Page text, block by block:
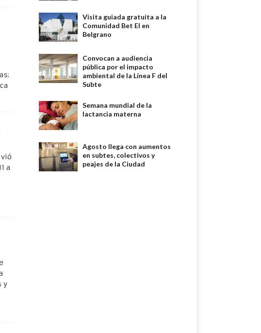
a
y
Visita guiada gratuita a la
Comunidad Bet El en
Belgrano
Convocan a audiencia
pública por el impacto
ambiental de la Línea F del
Subte
Semana mundial de la
lactancia materna
Agosto llega con aumentos
en subtes, colectivos y
peajes de la Ciudad